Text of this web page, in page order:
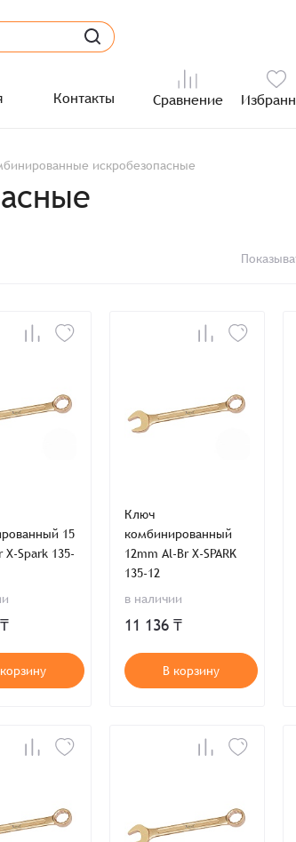
Контакты Сравнение
искробезопасные
15
X-Spark 135-
Ключ
комбинированный
12mm Al-Br X-SPARK
135-12
в наличии
11 136 ₸
В корзину